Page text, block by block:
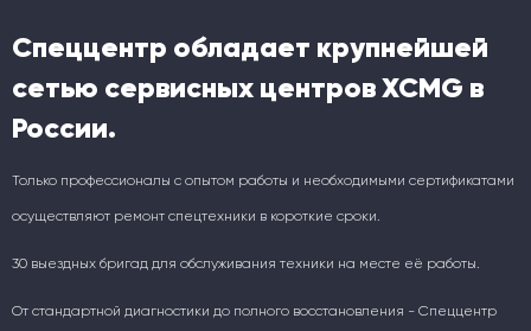
Спеццентр обладает крупнейшей
сетью сервисных центров XCMG в
России.
Только профессионалы с опытом работы и необходимыми сертификатами
осуществляют ремонт спецтехники в короткие сроки.
30 выездных бригад для обслуживания техники на месте её работы.
От стандартной диагностики до полного восстановления - Спеццентр